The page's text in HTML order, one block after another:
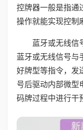
控牌器一般是指通
操作就能实现控制
蓝牙或无线信
蓝牙或无线信号与
好牌型等指令，发
号后驱动内部微型
码牌过程中进行干